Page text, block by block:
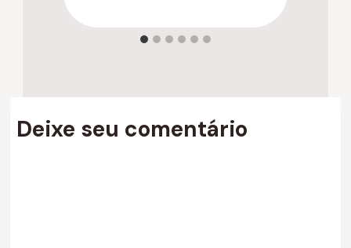
Deixe seu comentário